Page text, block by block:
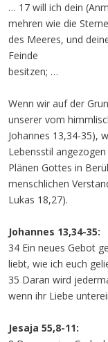
… 17 will ich dein
mehren wie die
des Meeres, und
Feinde
besitzen; …
Wenn wir auf der
unserer vom
Johannes 13,34-35),
Lebensstil
Plänen Gottes in
menschlichen
Lukas 18,27).
Johannes 13,34-35:
34 Ein neues Gebot
liebt, wie ich euch
35 Daran wird
wenn ihr Liebe
Jesaja 55,8-11: